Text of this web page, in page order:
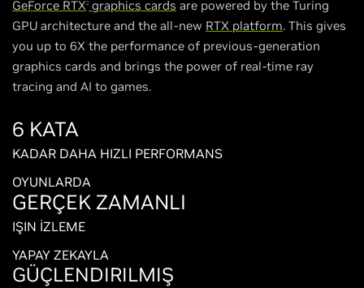
GeForce RTX™graphics cards are powered by the Turing
GPU architecture and the all-new RTX platform. This gives
you up to 6X the performance of previous-generation
graphics cards and brings the power of real-time ray
tracing and AI to games.
6 KATA
KADAR DAHA HIZLI PERFORMANS
OYUNLARDA
GERÇEK ZAMANLI
IŞIN İZLEME
YAPAY ZEKAYLA
GÜÇLENDIRILMIŞ